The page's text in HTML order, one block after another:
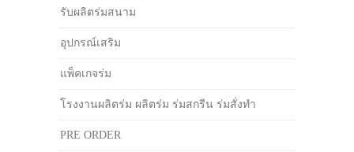
รับผลิตร่มสนาม
อุปกรณ์เสริม
แพ็คเกจร่ม
โรงงานผลิตร่ม ผลิตร่ม ร่มสกรีน ร่มสั่งทำ
PRE ORDER